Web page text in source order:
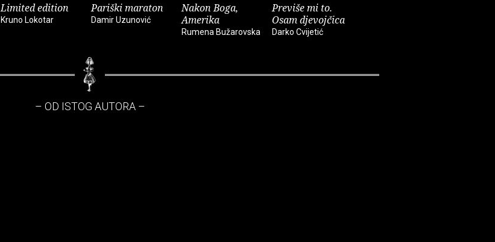
Limited edition
Kruno Lokotar
Pariški maraton
Damir Uzunović
Nakon Boga,
Amerika
Rumena Bužarovska
Previše mi to.
Osam djevojčica
Darko Cvijetić
– OD ISTOG AUTORA –